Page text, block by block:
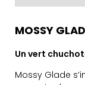
MOSSY
Un vert
Mossy Glade